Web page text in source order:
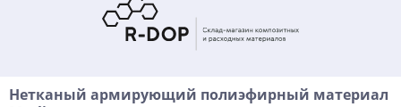
Нетканый армирующий полиэфирный материал